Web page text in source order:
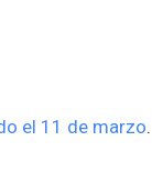
el 11 de marzo.